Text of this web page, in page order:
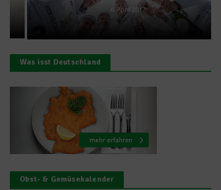
6. April 2017
Was isst Deutschland
Obst- & Gemüsekalender